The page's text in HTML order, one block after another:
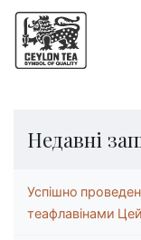
Недавні
Успішно
теафлавінами